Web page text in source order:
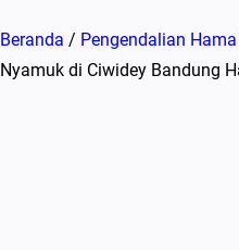
Beranda / Pengendalian
Nyamuk di Ciwidey Bandung